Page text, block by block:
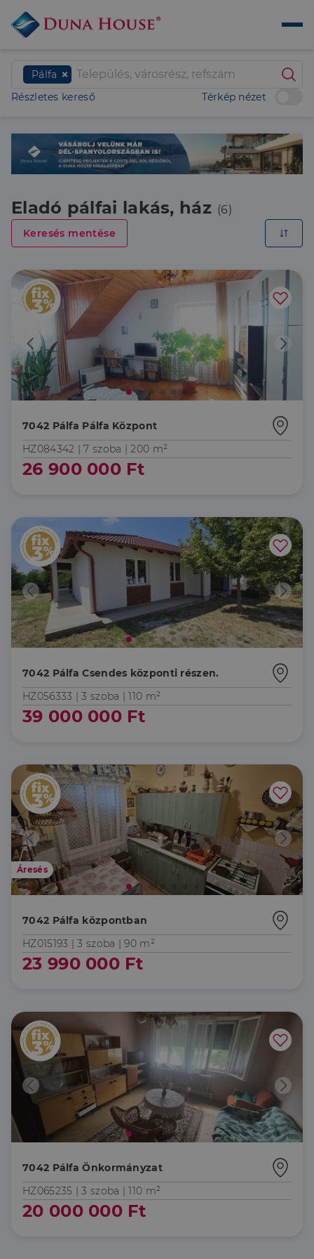
Pálfa
Részletes kereső
Térkép nézet
Eladó pálfai lakás, ház (6)
Keresés mentése
7042 Pálfa Pálfa Központ
HZ084342 |7 szoba | 200 m²
26 900 000 Ft
7042 Pálfa Csendes központi részen.
HZ056333 |3 szoba | 110 m²
39 000 000 Ft
Áresés
7042 Pálfa központban
HZ015193 |3 szoba | 90 m²
23 990 000 Ft
7042 Pálfa Önkormányzat
HZ065235 |3 szoba | 110 m²
20 000 000 Ft